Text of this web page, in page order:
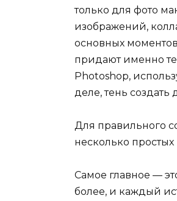
только для фото
изображений,
основных
придают именно
Photoshop,
деле, тень
Для правильного
несколько простых
Самое главное —
более, и каждый